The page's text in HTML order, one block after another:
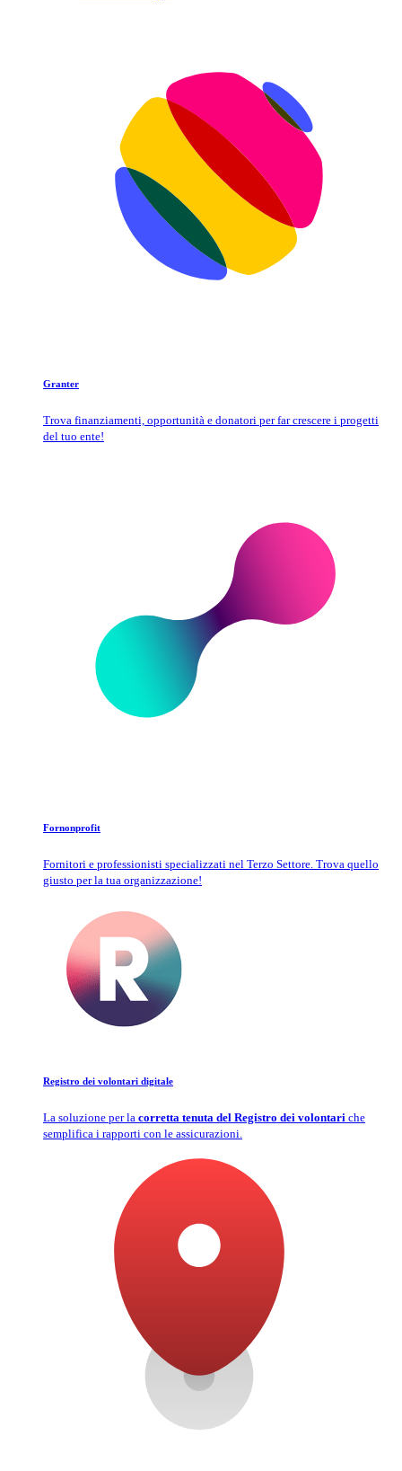
Granter
Trova finanziamenti, opportunità e donatori per far crescere i progetti
del tuo ente!
Fornonprofit
Fornitori e professionisti specializzati nel Terzo Settore. Trova quello
giusto per la tua organizzazione!
Registro dei volontari digitale
La soluzione per la corretta tenuta del Registro dei volontari che
semplifica i rapporti con le assicurazioni.